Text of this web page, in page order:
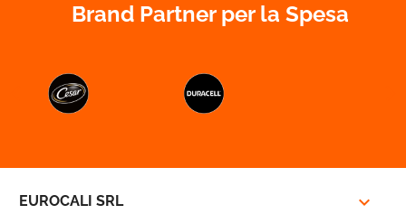
Brand Partner per la Spesa
EUROCALI SRL 